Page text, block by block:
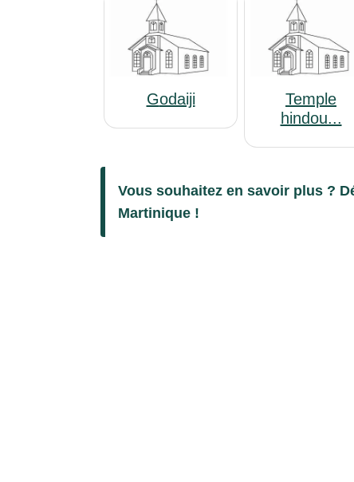
Godaiji
Temple
hindou...
Vous souhaitez en savoir plus ?
Martinique !